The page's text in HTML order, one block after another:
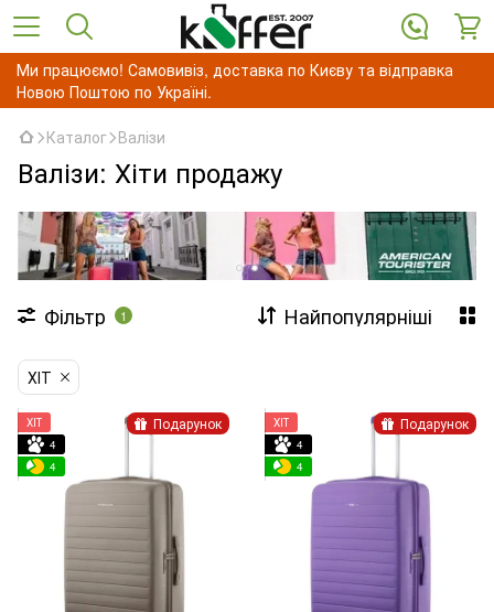
Ми працюємо! Самовивіз, доставка по Києву та відправка
Новою Поштою по Україні.
Каталог Валізи
Валізи: Хіти продажу
Фільтр 1 Найпопулярніші
ХІТ
Подарунок
ХІТ
4
4
Подарунок
ХІТ
4
4